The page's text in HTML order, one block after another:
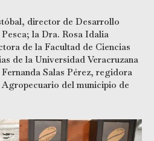
director de Desarrollo
la Dra. Rosa Idalia
de la Facultad de Ciencias
de la Universidad Veracruzana
Salas Pérez, regidora
del municipio de